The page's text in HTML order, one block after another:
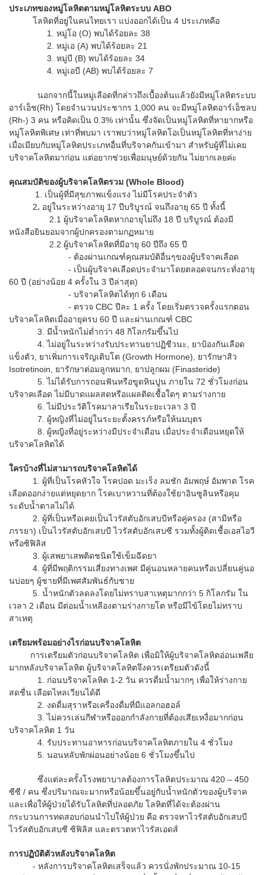
ประเภทของหมู่โลหิตตามหมู่โลหิตระบบ ABO
โลหิตที่อยู่ในคนไทยเรา แบ่งออกได้เป็น 4 ประเภทคือ
1. หมู่โอ (O) พบได้ร้อยละ 38
2. หมู่เอ (A) พบได้ร้อยละ 21
3. หมู่บี (B) พบได้ร้อยละ 34
4. หมู่เอบี (AB) พบได้ร้อยละ 7
นอกจากนี้ในหมู่เลือดที่กล่าวถึงเบื้องต้นแล้วยังมีหมู่โลหิตระบบ
อาร์เอ็ช(Rh) โดยจำนวนประชากร 1,000 คน จะมีหมู่โลหิตอาร์เอ็ชลบ
(Rh-) 3 คน หรือคิดเป็น 0.3% เท่านั้น ซึ่งจัดเป็นหมู่โลหิตที่หายากหรือ
หมู่โลหิตพิเศษ เท่าที่พบมา เราพบว่าหมู่โลหิตโอเป็นหมู่โลหิตที่หาง่าย
เมื่อเมียบกับหมู่โลหิตประเภทอื่นที่บริจาคกันเข้ามา สำหรับผู้ที่ไม่เคย
บริจาคโลหิตมาก่อน แต่อยากช่วยเพื่อมนุษย์ด้วยกัน ไม่ยากเลยค่ะ
คุณสมบัติของผู้บริจาคโลหิตรวม (Whole Blood)
1. เป็นผู้ที่มีสุขภาพแข็งแรง ไม่มีโรคประจำตัว
2. อยู่ในระหว่างอายุ 17 ปีบริบูรณ์ จนถึงอายุ 65 ปี ทั้งนี้
2.1 ผู้บริจาคโลหิตหากอายุไม่ถึง 18 ปี บริบูรณ์ ต้องมี
หนังสือยินยอมจากผู้ปกครองตามกฏหมาย
2.2 ผู้บริจาคโลหิตที่มีอายุ 60 ปีถึง 65 ปี
- ต้องผ่านเกณฑ์คุณสมบัติอื่นๆของผู้บริจาคเลือด
- เป็นผู้บริจาคเลือดประจำมาโดยตลอดจนกระทั่งอายุ
60 ปี (อย่างน้อย 4 ครั้งใน 3 ปีล่าสุด)
- บริจาคโลหิตได้ทุก 6 เดือน
- ตรวจ CBC ปีละ 1 ครั้ง โดยเริ่มตรวจครั้งแรกตอน
บริจาคโลหิตเมื่ออายุครบ 60 ปี และผ่านเกณฑ์ CBC
3. มีน้ำหนักไม่ต่ำกว่า 48 กิโลกรัมขึ้นไป
4. ไม่อยู่ในระหว่างรับประทานยาปฏิชีวนะ, ยาป้องกันเลือด
แข็งตัว, ยาเพิ่มการเจริญเติบโต (Growth Hormone), ยารักษาสิว
Isotretinoin, ยารักษาต่อมลูกหมาก, ยาปลูกผม (Finasteride)
5. ไม่ได้รับการถอนฟันหรือขูดหินปูน ภายใน 72 ชั่วโมงก่อน
บริจาคเลือด ไม่มีบาดแผลสดหรือแผลติดเชื้อใดๆ ตามร่างกาย
6. ไม่มีประวัติโรคมาลาเรียในระยะเวลา 3 ปี
7. ผู้หญิงที่ไม่อยู่ในระยะตั้งครรภ์หรือให้นมบุตร
8. ผู้หญิงที่อยู่ระหว่างมีประจำเดือน เมื่อประจำเดือนหยุดให้
บริจาคโลหิตได้
ใครบ้างที่ไม่สามารถบริจาคโลหิตได้
1. ผู้ที่เป็นโรคหัวใจ โรคปอด มะเร็ง ลมชัก อัมพฤษ์ อัมพาต โรค
เลือดออกง่ายแต่หยุดยาก โรคเบาหวานที่ต้องใช้ยาอินซูลินหรือคุม
ระดับน้ำตาลไม่ได้
2. ผู้ที่เป็นหรือเคยเป็นไวรัสตับอักเสบบีหรือคู่ครอง (สามีหรือ
ภรรยา) เป็นไวรัสตับอักเสบบี ไวรัสตับอักเสบซี รวมทั้งผู้ติดเชื้อเอสไอวี
หรือซิฟิลิส
3. ผู้เสพยาเสพติดชนิดใช้เข็มฉีดยา
4. ผู้ที่มีพฤติกรรมเสี่ยงทางเพศ มีคู่นอนหลายคนหรือเปลี่ยนคู่นอ
นบ่อยๆ ผู้ชายที่มีเพศสัมพันธ์กับชาย
5. น้ำหนักตัวลดลงโดยไม่ทราบสาเหตุมากกว่า 5 กิโลกรัม ใน
เวลา 2 เดือน มีต่อมน้ำเหลืองตามร่างกายโต หรือมีไข้โดยไม่ทราบ
สาเหตุ
เตรียมพร้อมอย่างไรก่อนบริจาคโลหิต
การเตรียมตัวก่อนบริจาคโลหิต เพื่อมิให้ผู้บริจาคโลหิตอ่อนเพลีย
มากหลังบริจาคโลหิต ผู้บริจาคโลหิตจึงควรเตรียมตัวดังนี้
1. ก่อนบริจาคโลหิต 1-2 วัน ควรดื่มน้ำมากๆ เพื่อให้ร่างกาย
สดชื่น เลือดไหลเวียนได้ดี
2. งดดื่มสุราหรือเครื่องดื่มที่มีแอลกอฮอล์
3. ไม่ควรเล่นกีฬาหรือออกกำลังกายที่ต้องเสียเหงื่อมากก่อน
บริจาคโลหิต 1 วัน
4. รับประทานอาหารก่อนบริจาคโลหิตภายใน 4 ชั่วโมง
5. นอนหลับพักผ่อนอย่างน้อย 6 ชั่วโมงขึ้นไป
ซึ่งแต่ละครั้งโรงพยาบาลต้องการโลหิตประมาณ 420 – 450
ซีซี / คน ซึ่งปริมาณจะมากหรือน้อยขึ้นอยู่กับน้ำหนักตัวของผู้บริจาค
และเพื่อให้ผู้ป่วยได้รับโลหิตที่ปลอดภัย โลหิตที่ได้จะต้องผ่าน
กระบวนการทดสอบก่อนนำไปให้ผู้ป่วย คือ ตรวจหาไวรัสตับอักเสบบี
ไวรัสตับอักเสบซี ซิฟิลิส และตรวตหาไวรัสเอดส์
การปฏิบัติตัวหลังบริจาคโลหิต
- หลังการบริจาคโลหิตเสร็จแล้ว ควรนั่งพักประมาณ 10-15